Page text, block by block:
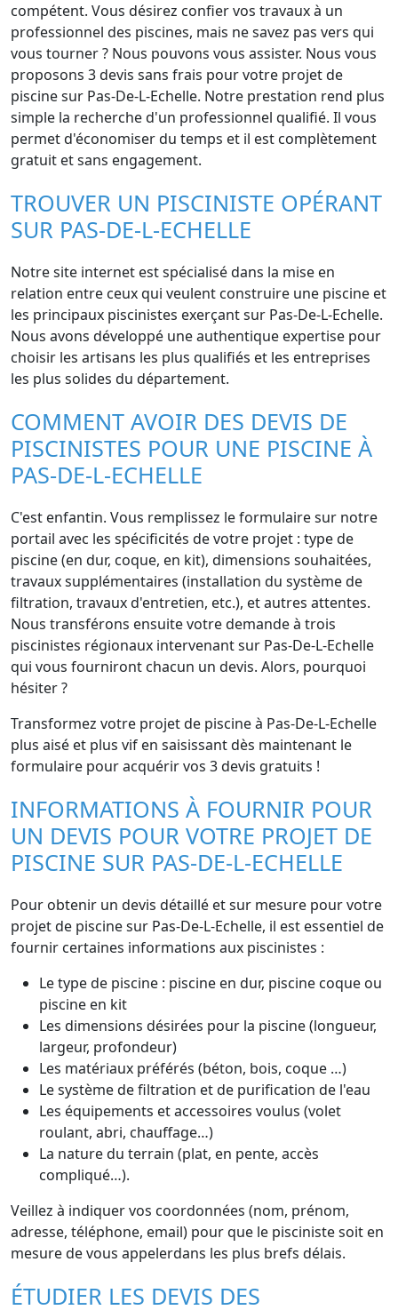
compétent. Vous désirez confier vos travaux à un
professionnel des piscines, mais ne savez pas vers qui
vous tourner ? Nous pouvons vous assister. Nous vous
proposons 3 devis sans frais pour votre projet de
piscine sur Pas-De-L-Echelle. Notre prestation rend plus
simple la recherche d'un professionnel qualifié. Il vous
permet d'économiser du temps et il est complètement
gratuit et sans engagement.
TROUVER UN PISCINISTE OPÉRANT
SUR PAS-DE-L-ECHELLE
Notre site internet est spécialisé dans la mise en
relation entre ceux qui veulent construire une piscine et
les principaux piscinistes exerçant sur Pas-De-L-Echelle.
Nous avons développé une authentique expertise pour
choisir les artisans les plus qualifiés et les entreprises
les plus solides du département.
COMMENT AVOIR DES DEVIS DE
PISCINISTES POUR UNE PISCINE À
PAS-DE-L-ECHELLE
C'est enfantin. Vous remplissez le formulaire sur notre
portail avec les spécificités de votre projet : type de
piscine (en dur, coque, en kit), dimensions souhaitées,
travaux supplémentaires (installation du système de
filtration, travaux d'entretien, etc.), et autres attentes.
Nous transférons ensuite votre demande à trois
piscinistes régionaux intervenant sur Pas-De-L-Echelle
qui vous fourniront chacun un devis. Alors, pourquoi
hésiter ?
Transformez votre projet de piscine à Pas-De-L-Echelle
plus aisé et plus vif en saisissant dès maintenant le
formulaire pour acquérir vos 3 devis gratuits !
INFORMATIONS À FOURNIR POUR
UN DEVIS POUR VOTRE PROJET DE
PISCINE SUR PAS-DE-L-ECHELLE
Pour obtenir un devis détaillé et sur mesure pour votre
projet de piscine sur Pas-De-L-Echelle, il est essentiel de
fournir certaines informations aux piscinistes :
Le type de piscine : piscine en dur, piscine coque ou
piscine en kit
Les dimensions désirées pour la piscine (longueur,
largeur, profondeur)
Les matériaux préférés (béton, bois, coque …)
Le système de filtration et de purification de l'eau
Les équipements et accessoires voulus (volet
roulant, abri, chauffage…)
La nature du terrain (plat, en pente, accès
compliqué…).
Veillez à indiquer vos coordonnées (nom, prénom,
adresse, téléphone, email) pour que le pisciniste soit en
mesure de vous appelerdans les plus brefs délais.
ÉTUDIER LES DEVIS DES